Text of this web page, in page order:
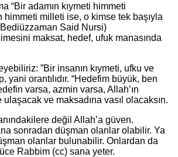
“Bir adamın kıymeti himmeti
himmeti milleti ise, o kimse tek başıyla
Said Nursi)
maksat, hedef, ufuk manasında
”Bir insanın kıymeti, ufku ve
yani orantılıdır. “Hedefim büyük, ben
varsa, azmin varsa, Allah’ın
ulaşacak ve maksadına vasıl olacaksın.
değil Allah’a güven.
sonradan düşman olanlar olabilir. Ya
olanlar bulunabilir. Onlardan da
Rabbim (cc) sana yeter.